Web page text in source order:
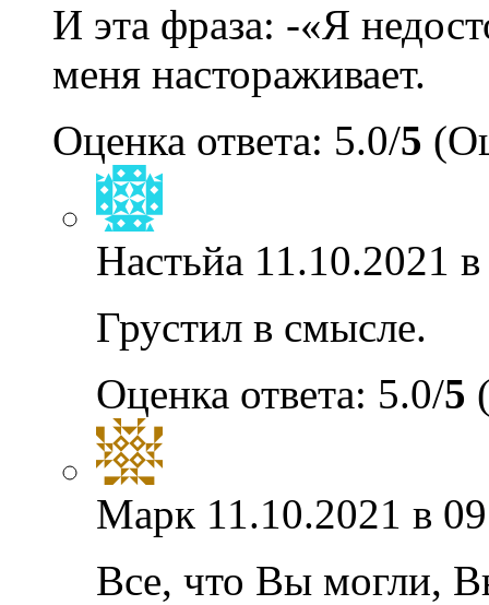
И эта фраза: -«Я
меня настораживает.
Оценка ответа: 5.0/5
Настьйа 11.10.2021
Грустил в смысле.
Оценка ответа: 5.0/5
Марк 11.10.2021 в
Все, что Вы могли,